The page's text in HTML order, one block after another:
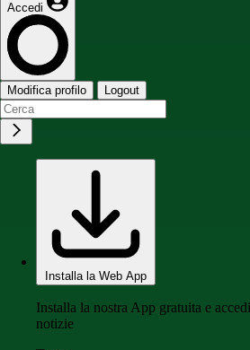
Accedi
Modifica profilo Logout
Installa la Web App
Installa la nostra App gratuita e
notizie